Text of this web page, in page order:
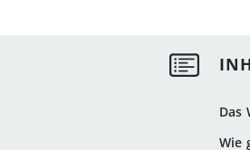
Das
Wie